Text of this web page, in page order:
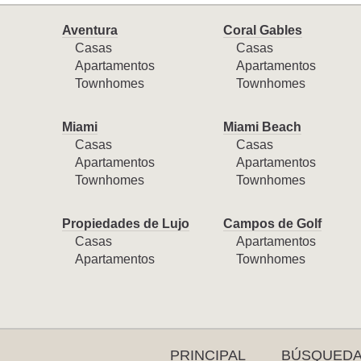
Aventura
Casas
Apartamentos
Townhomes
Coral Gables
Casas
Apartamentos
Townhomes
Miami
Casas
Apartamentos
Townhomes
Miami Beach
Casas
Apartamentos
Townhomes
Propiedades de Lujo
Casas
Apartamentos
Campos de Golf
Apartamentos
Townhomes
PRINCIPAL